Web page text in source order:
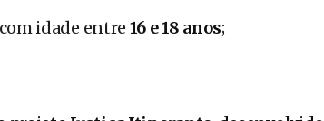
idade entre 16 e 18 anos;